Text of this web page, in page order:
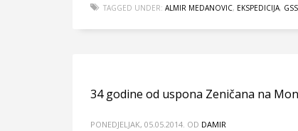
TAGGED UNDER: ALMIR MEDANOVIC, EKSPEDICIJA,
34 godine od uspona Zeničana na
PONEDJELJAK, 05.05.2014. OD DAMIR